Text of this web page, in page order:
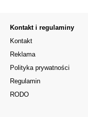
Kontakt i regulaminy
Kontakt
Reklama
Polityka prywatności
Regulamin
RODO